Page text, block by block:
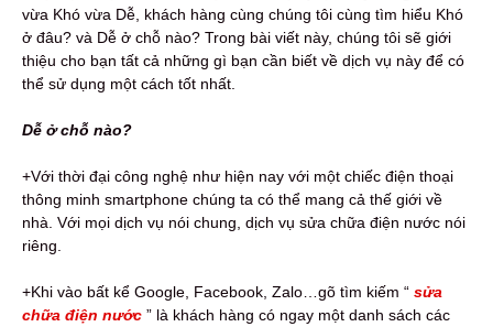
vừa Khó vừa Dễ, khách hàng cùng chúng tôi cùng tìm hiểu Khó
ở đâu? và Dễ ở chỗ nào? Trong bài viết này, chúng tôi sẽ giới
thiệu cho bạn tất cả những gì bạn cần biết về dịch vụ này để có
thể sử dụng một cách tốt nhất.
Dễ ở chỗ nào?
+Với thời đại công nghệ như hiện nay với một chiếc điện thoại
thông minh smartphone chúng ta có thể mang cả thế giới về
nhà. Với mọi dịch vụ nói chung, dịch vụ sửa chữa điện nước nói
riêng.
+Khi vào bất kể Google, Facebook, Zalo…gõ tìm kiếm “ sửa
chữa điện nước ” là khách hàng có ngay một danh sách các